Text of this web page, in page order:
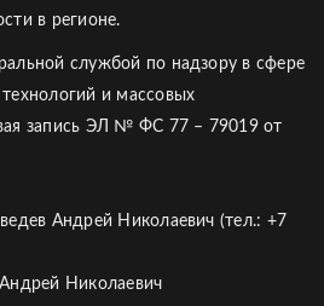
в регионе.
службой по надзору в сфере
и массовых
запись ЭЛ № ФС 77 – 79019 от
Андрей Николаевич (тел.: +7
Николаевич